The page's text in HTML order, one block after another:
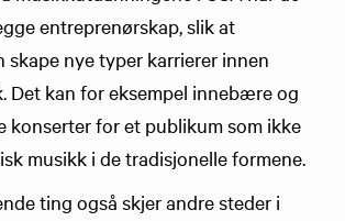
entreprenørskap, slik at
skape nye typer karrierer innen
Det kan for eksempel innebære og
konserter for et publikum som ikke
musikk i de tradisjonelle formene.
ting også skjer andre steder i